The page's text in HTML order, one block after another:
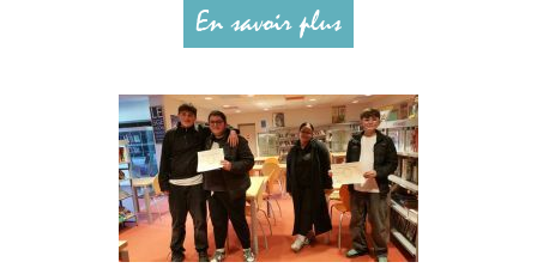
En savoir plus